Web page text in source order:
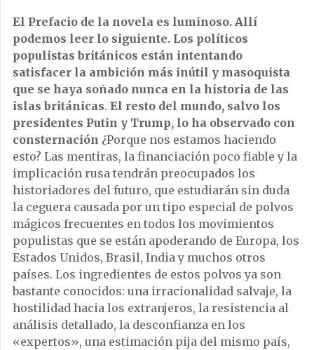
El Prefacio de la novela es luminoso. Allí
podemos leer lo siguiente. Los políticos
populistas británicos están intentando
satisfacer la ambición más inútil y masoquista
que se haya soñado nunca en la historia de las
islas británicas. El resto del mundo, salvo los
presidentes Putin y Trump, lo ha observado con
consternación ¿Porque nos estamos haciendo
esto? Las mentiras, la financiación poco fiable y la
implicación rusa tendrán preocupados los
historiadores del futuro, que estudiarán sin duda
la ceguera causada por un tipo especial de polvos
mágicos frecuentes en todos los movimientos
populistas que se están apoderando de Europa, los
Estados Unidos, Brasil, India y muchos otros
países. Los ingredientes de estos polvos ya son
bastante conocidos: una irracionalidad salvaje, la
hostilidad hacia los extranjeros, la resistencia al
análisis detallado, la desconfianza en los
«expertos», una estimación pija del mismo país,